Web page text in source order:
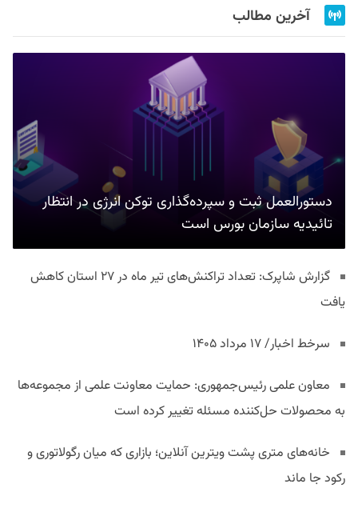
آخرین مطالب
دستورالعمل ثبت و سپرده‌گذاری توکن انرژی در انتظار
تائیدیه سازمان بورس است
گزارش شاپرک: تعداد تراکنش‌های تیر ماه در ۲۷ استان‌ کاهش
یافت
سرخط اخبار/ ۱۷ مرداد ۱۴۰۵
معاون علمی رئیس‌جمهوری: حمایت معاونت علمی از مجموعه‌ها
به محصولات حل‌کننده مسئله تغییر کرده است
خانه‌های متری پشت ویترین آنلاین؛ بازاری که میان رگولاتوری و
رکود جا ماند